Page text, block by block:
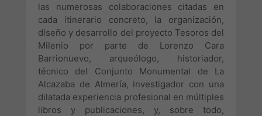
las numerosas colaboraciones citadas en
cada itinerario concreto, la organización,
diseño y desarrollo del proyecto Tesoros del
Milenio por parte de Lorenzo Cara
Barrionuevo, arqueólogo, historiador,
técnico del Conjunto Monumental de La
Alcazaba de Almería, investigador con una
dilatada experiencia profesional en múltiples
libros y publicaciones, y, sobre todo,